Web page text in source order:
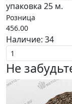
упаковка 25 м.
Розница
456.00
Наличие: 34
Не